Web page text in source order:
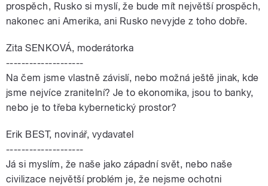
prospěch, Rusko si myslí, že bude mít největší prospěch,
nakonec ani Amerika, ani Rusko nevyjde z toho dobře.
Zita SENKOVÁ, moderátorka
--------------------
Na čem jsme vlastně závislí, nebo možná ještě jinak, kde
jsme nejvíce zranitelní? Je to ekonomika, jsou to banky,
nebo je to třeba kybernetický prostor?
Erik BEST, novinář, vydavatel
--------------------
Já si myslím, že naše jako západní svět, nebo naše
civilizace největší problém je, že nejsme ochotni